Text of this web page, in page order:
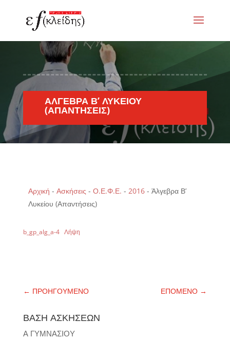
ΆΛΓΕΒΡΑ Β’ ΛΥΚΕΊΟΥ
(ΑΠΑΝΤΉΣΕΙΣ)
Αρχική - Ασκήσεις - Ο.Ε.Φ.Ε. - 2016- Άλγεβρα Β’
Λυκείου (Απαντήσεις)
b_gp_alg_a-4 Λήψη
← ΠΡΟΗΓΟΥΜΕΝΟ ΕΠΟΜΕΝΟ →
ΒΑΣΗ ΑΣΚΗΣΕΩΝ
Α ΓΥΜΝΑΣΙΟΥ